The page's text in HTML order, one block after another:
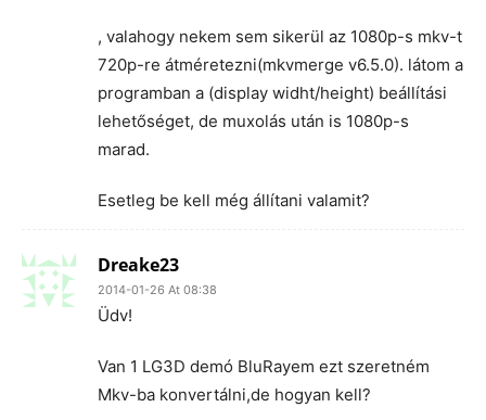
, valahogy nekem sem sikerül az 1080p-s mkv-t
720p-re átméretezni(mkvmerge v6.5.0). látom a
programban a (display widht/height) beállítási
lehetőséget, de muxolás után is 1080p-s
marad.
Esetleg be kell még állítani valamit?
Dreake23
2014-01-26 At 08:38
Üdv!
Van 1 LG3D demó BluRayem ezt szeretném
Mkv-ba konvertálni,de hogyan kell?